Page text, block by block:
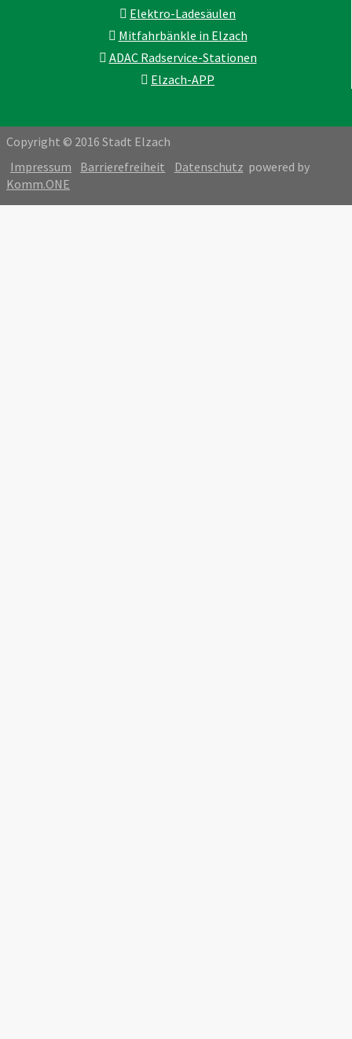
Elektro-Ladesäulen
Mitfahrbänkle in Elzach
ADAC Radservice-Stationen
Elzach-APP
Copyright © 2016 Stadt Elzach
Impressum
Barrierefreiheit Datenschutz powered by
Komm.ONE